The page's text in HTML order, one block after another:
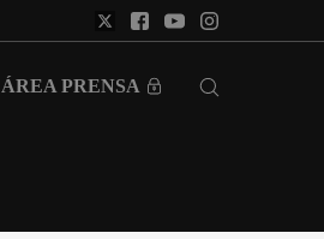
ÁREA PRENSA